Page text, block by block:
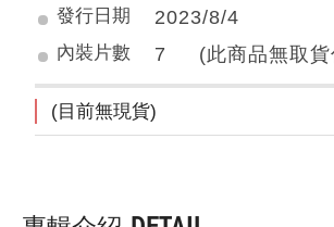
發行日期 2023/8/4
內裝片數 7 (此商品無取貨
(目前無現貨)